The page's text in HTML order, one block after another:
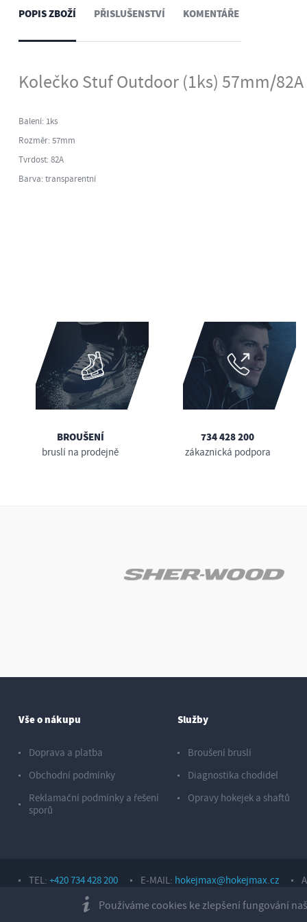
POPIS ZBOŽÍ
Kolečko Stuf Outdoor (1ks) 57mm/82A
Balení: 1ks
Rozměr: 57mm
Tvrdost: 82A
Barva: transparentní
PŘISLUŠENSTVÍ KOMENTÁŘE
BROUŠENÍ
bruslí na prodejně
734 428 200
zákaznická podpora
Vše o nákupu
Doprava a platba
Obchodní podmínky
Reklamační podmínky a řešení
sporů
Služby
Broušení bruslí
Diagnostika chodidel
Opravy hokejek a shaftů
TEL: +420 734 428 200 E-MAIL: hokejmax@hokejmax.cz
Copyright © 2026, Sport Hotárek s. r. o.
Používáme cookies ke zlepšení fungování